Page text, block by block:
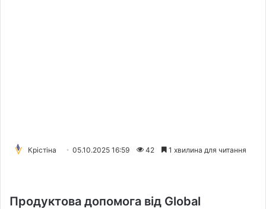
Крістіна 05.10.2025 16:59 42 1 хвилина для читання
Продуктова допомога від Global